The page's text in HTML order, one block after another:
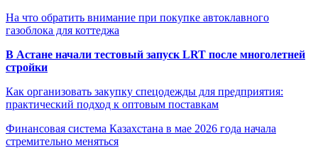
На что обратить внимание при покупке автоклавного
газоблока для коттеджа
В Астане начали тестовый запуск LRT после многолетней
стройки
Как организовать закупку спецодежды для предприятия:
практический подход к оптовым поставкам
Финансовая система Казахстана в мае 2026 года начала
стремительно меняться